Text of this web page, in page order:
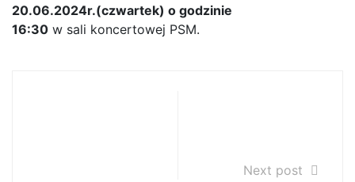
20.06.2024r.(czwartek) o godzinie
16:30 w sali koncertowej PSM.
Next post